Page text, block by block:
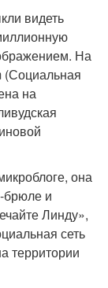
видеть
На
(Социальная
на
она
брюле и
Линду»,
сеть
территории